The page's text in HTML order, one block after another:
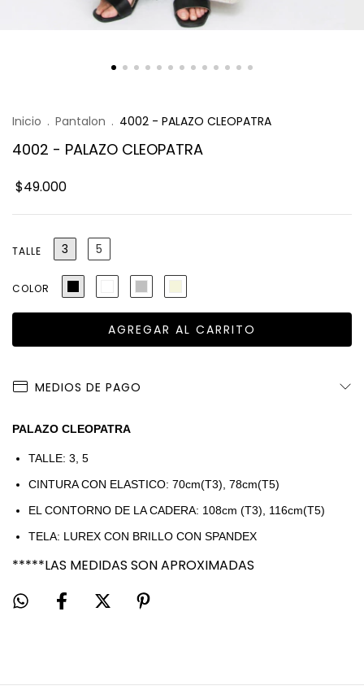
Inicio . Pantalon . 4002 - PALAZO CLEOPATRA
4002 - PALAZO CLEOPATRA
$49.000
TALLE 3 5
COLOR
MEDIOS DE PAGO
PALAZO CLEOPATRA
TALLE: 3, 5
CINTURA CON ELASTICO: 70cm(T3), 78cm(T5)
EL CONTORNO DE LA CADERA: 108cm (T3), 116cm(T5)
TELA: LUREX CON BRILLO CON SPANDEX
*****LAS MEDIDAS SON APROXIMADAS